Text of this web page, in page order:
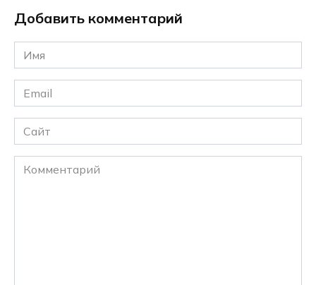
Добавить комментарий
Имя
*
Email
*
Сайт
Комментарий